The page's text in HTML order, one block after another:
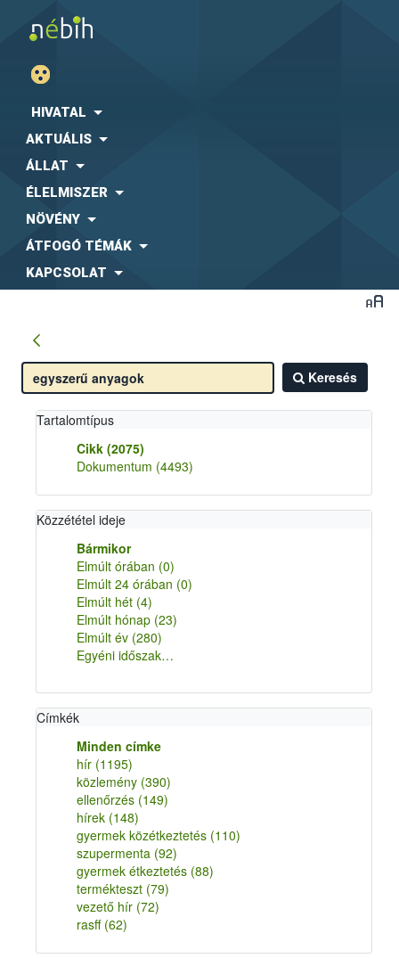
HIVATAL
AKTUÁLIS
ÁLLAT
ÉLELMISZER
NÖVÉNY
ÁTFOGÓ TÉMÁK
KAPCSOLAT
Keresés
Tartalomtípus
Cikk (2075)
Dokumentum (4493)
Közzététel ideje
Bármikor
Elmúlt órában (0)
Elmúlt 24 órában (0)
Elmúlt hét (4)
Elmúlt hónap (23)
Elmúlt év (280)
Egyéni időszak…
Címkék
Minden címke
hír (1195)
közlemény (390)
ellenőrzés (149)
hírek (148)
gyermek közétkeztetés (110)
szupermenta (92)
gyermek étkeztetés (88)
termékteszt (79)
vezető hír (72)
rasff (62)